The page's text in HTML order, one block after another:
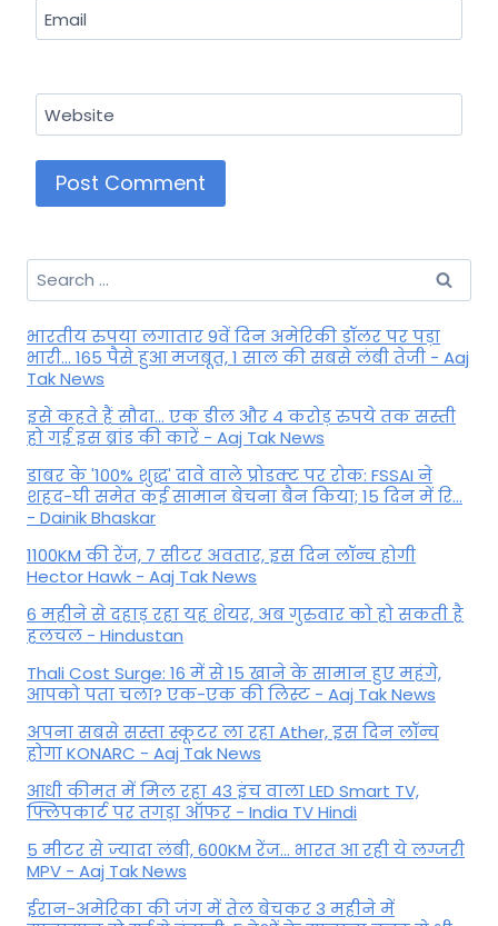
Email
Website
Search
for:
भारतीय रुपया लगातार 9वें दिन अमेरिकी डॉलर पर पड़ा
भारी... 165 पैसे हुआ मजबूत, 1 साल की सबसे लंबी तेजी - Aaj
Tak News
इसे कहते हैं सौदा... एक डील और 4 करोड़ रुपये तक सस्ती
हो गई इस ब्रांड की कारें - Aaj Tak News
डाबर के '100% शुद्ध' दावे वाले प्रोडक्ट पर रोक: FSSAI ने
शहद-घी समेत कई सामान बेचना बैन किया; 15 दिन में रि...
- Dainik Bhaskar
1100KM की रेंज, 7 सीटर अवतार, इस दिन लॉन्च होगी
Hector Hawk - Aaj Tak News
6 महीने से दहाड़ रहा यह शेयर, अब गुरुवार को हो सकती है
हलचल - Hindustan
Thali Cost Surge: 16 में से 15 खाने के सामान हुए महंगे,
आपको पता चला? एक-एक की लिस्ट - Aaj Tak News
अपना सबसे सस्ता स्कूटर ला रहा Ather, इस दिन लॉन्च
होगा KONARC - Aaj Tak News
आधी कीमत में मिल रहा 43 इंच वाला LED Smart TV,
फ्लिपकार्ट पर तगड़ा ऑफर - India TV Hindi
5 मीटर से ज्यादा लंबी, 600KM रेंज... भारत आ रही ये लग्जरी
MPV - Aaj Tak News
ईरान-अमेरिका की जंग में तेल बेचकर 3 महीने में